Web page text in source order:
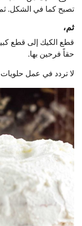
تصبح كما في الشكل.
ثم،
قطع الكيك إلى قطع
حقاً فرحين بها.
لا تردد في عمل